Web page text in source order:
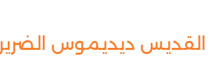
القديس ديديموس الضرير